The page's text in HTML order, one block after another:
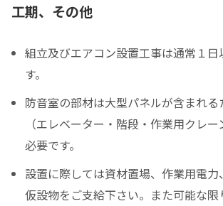
工期、その他
組立及びエアコン設置工事は通常１日
す。
防音室の部材は大型パネルが含まれ
（エレベーター・階段・作業用クレ
必要です。
設置に際しては資材置場、作業用電
仮設物をご支給下さい。また可能な限